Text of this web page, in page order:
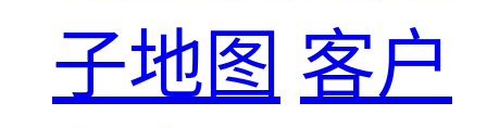
子地图 客户